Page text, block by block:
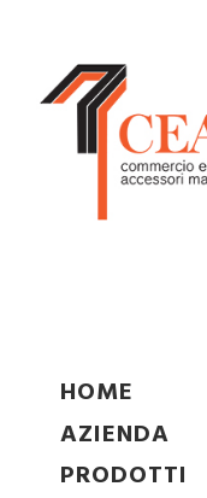
HOME
AZIENDA
PRODOTTI